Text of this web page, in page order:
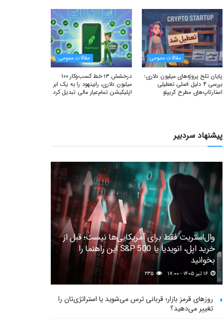
مقالات عمومی
پایان تلخ پروژه‌های میلیون دلاری؛
بررسی ۴ دلیل اصلی تعطیلی
استارتاپ‌های مطرح کریپتو
مقالات عمومی
درخشش ۱۳ خط کسب‌وکار ۱۰۰
میلیون دلاری، رابینهود را به یک ابر
اپلیکیشن تمام‌عیار مالی تبدیل کرد
پیشنهاد سردبیر
وال‌استریت فقط برای آمریکایی‌ها نیست؛ قبل از
خرید اپل، انویدیا یا S&P 500 این راهنما را
بخوانید
روزهای قرمز بازار؛ قربانی ترس می‌شوید یا استراتژی‌تان را
تغییر می‌دهید؟